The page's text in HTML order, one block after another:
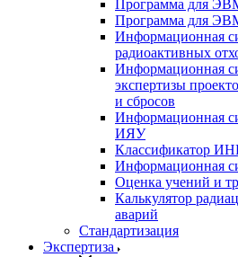
Программа для
Программа для
Информационная
радиоактивных
Информационная
экспертизы
и сбросов
Информационная
ИЯУ
Классификатор
Информационная
Оценка учений и
Калькулятор
аварий
Стандартизация
Экспертиза